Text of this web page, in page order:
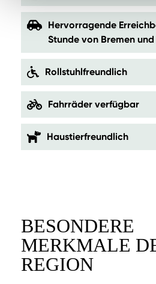
Hervorragende
Stunde von Bremen
Rollstuhlfreundlich
Fahrräder verfügbar
Haustierfreundlich
BESONDERE
MERKMALE
REGION